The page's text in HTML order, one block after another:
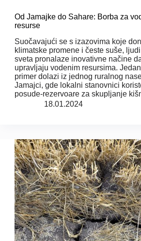
Od Jamajke do Sahare: Borba za
resurse
Suočavajući se s izazovima koje
klimatske promene i česte suše,
sveta pronalaze inovativne načine
upravljaju vodenim resursima.
primer dolazi iz jednog ruralnog
Jamajci, gde lokalni stanovnici
posude-rezervoare za skupljanje
18.01.2024